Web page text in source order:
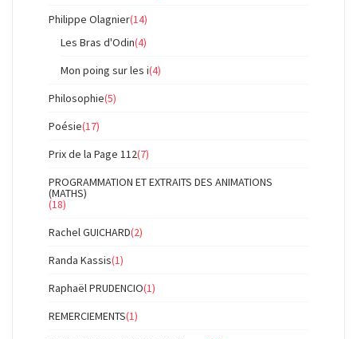
Philippe Olagnier(14)
Les Bras d'Odin(4)
Mon poing sur les i(4)
Philosophie(5)
Poésie(17)
Prix de la Page 112(7)
PROGRAMMATION ET EXTRAITS DES ANIMATIONS
(MATHS)
(18)
Rachel GUICHARD(2)
Randa Kassis(1)
Raphaël PRUDENCIO(1)
REMERCIEMENTS(1)